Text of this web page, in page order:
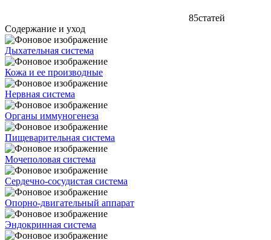
85статей
Содержание и уход
Дыхательная система
Кожа и ее производные
Нервная система
Органы иммуногенеза
Пищеварительная система
Мочеполовая система
Сердечно-сосудистая система
Опорно-двигательный аппарат
Эндокринная система